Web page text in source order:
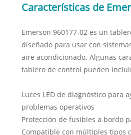
Características de
Emerson 960177-02 es un
diseñado para usar con
aire acondicionado. Algunas
tablero de control pueden
Luces LED de diagnóstico para
problemas operativos
Protección de fusibles a bordo
Compatible con múltiples tipos